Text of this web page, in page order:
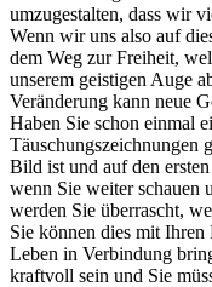
umzugestalten, dass wir
Wenn wir uns also auf
dem Weg zur Freiheit,
unserem geistigen Auge
Veränderung kann neue
Haben Sie schon einmal
Täuschungszeichnungen
Bild ist und auf den
wenn Sie weiter schauen
werden Sie überrascht,
Sie können dies mit
Leben in Verbindung
kraftvoll sein und Sie